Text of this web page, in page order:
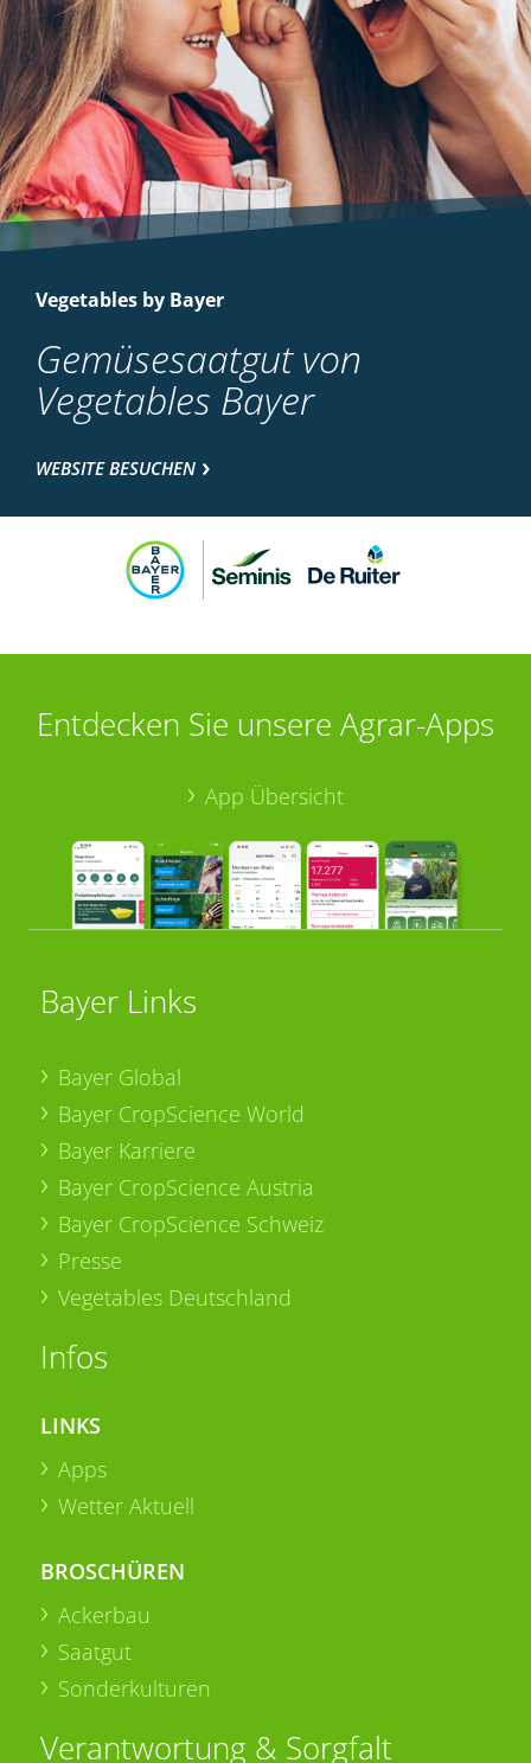
Vegetables by Bayer
Gemüsesaatgut von
Vegetables Bayer
WEBSITE BESUCHEN
Entdecken Sie unsere Agrar-Apps
App Übersicht
Bayer Links
Bayer Global
Bayer CropScience World
Bayer Karriere
Bayer CropScience Austria
Bayer CropScience Schweiz
Presse
Vegetables Deutschland
Infos
LINKS
Apps
Wetter Aktuell
BROSCHÜREN
Ackerbau
Saatgut
Sonderkulturen
Verantwortung & Sorgfalt